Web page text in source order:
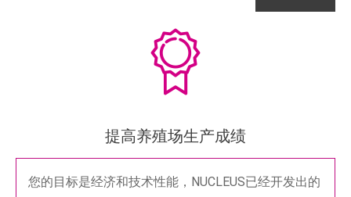
提高养殖场生产成绩
您的目标是经济和技术性能，NUCLEUS已经开发出的